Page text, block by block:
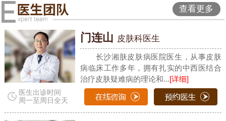
查看更多
医生出诊时间
周一至周日全天
门连山 皮肤科医生
长沙湘肤皮肤病医院医生，从事皮肤
病临床工作多年，拥有扎实的中西医结合
治疗皮肤疑难病的理论和...[详细]